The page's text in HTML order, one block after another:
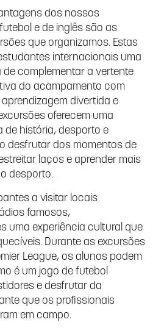
dos nossos
e de inglês são as
que organizamos. Estas
internacionais uma
complementar a vertente
do acampamento com
divertida e
oferecem uma
de história, desporto e
desfrutar dos momentos de
laços e aprender mais
desporto.
a visitar locais
famosos,
uma experiência cultural que
Durante as excursões
League, os alunos podem
é um jogo de futebol
e desfrutar da
que os profissionais
em campo.